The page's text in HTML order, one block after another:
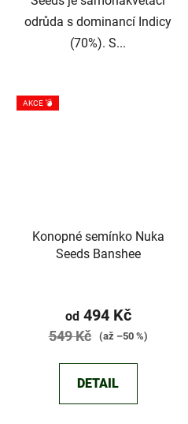
odrůda s dominancí Indicy
(70%). S...
AKCE 💣
Konopné semínko Nuka
Seeds Banshee
hodnocení
produktu
z
od494 Kč
549 Kč (až –50 %)
DETAIL